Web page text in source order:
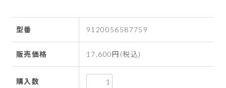
型番 9120056587759
販売価格 17,600円(税込)
購入数